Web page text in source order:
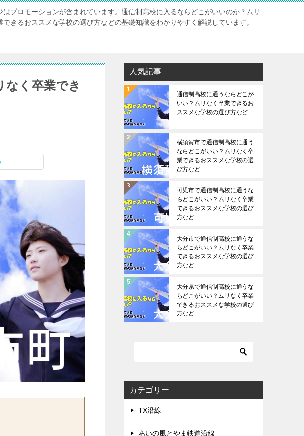
はプロモーションが含まれています。通信制高校に入るならどこがいいのか？ムリ
できるおススメな学校の選び方などの基礎知識をわかりやすく解説しています。
なく卒業でき
人気記事
通信制高校に通うならどこが
いい？ムリなく卒業できるお
ススメな学校の選び方など
横須賀市で通信制高校に通う
ならどこがいい？ムリなく卒
業できるおススメな学校の選
び方など
可児市で通信制高校に通うな
らどこがいい？ムリなく卒業
できるおススメな学校の選び
方など
大分市で通信制高校に通うな
らどこがいい？ムリなく卒業
できるおススメな学校の選び
方など
大分県で通信制高校に通うな
らどこがいい？ムリなく卒業
できるおススメな学校の選び
方など
カテゴリー
TX沿線
あいの風とやま鉄道沿線